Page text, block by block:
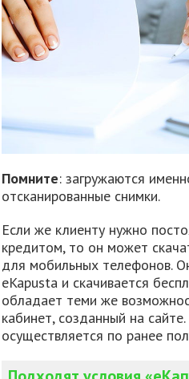
Помните: загружаются
отсканированные снимки.
Если же клиенту нужно
кредитом, то он может
для мобильных телефонов.
eKapusta и скачивается
обладает теми же
кабинет, созданный на
осуществляется по ранее